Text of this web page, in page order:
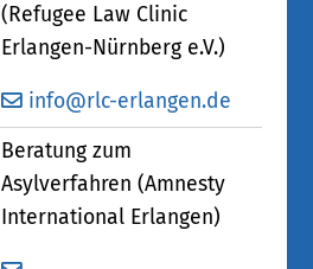
(Refugee Law Clinic
Erlangen-Nürnberg e.V.)
info@rlc-erlangen.de
Beratung zum
Asylverfahren (Amnesty
International Erlangen)